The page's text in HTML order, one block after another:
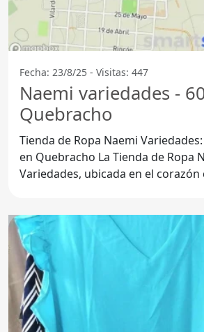
Fecha: 23/8/25 - Visitas: 447
Naemi variedades -
Quebracho
Tienda de Ropa Naemi
en Quebracho La Tienda de Ropa Naemi
Variedades, ubicada en el